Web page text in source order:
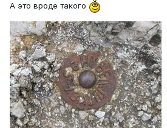
А это вроде такого